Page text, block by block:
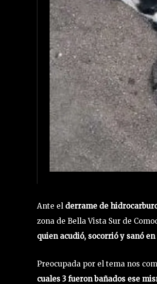
Ante el derrame de
zona de Bella Vista Sur de
quien acudió, socorrió y sanó
Preocupada por el tema nos
cuales 3 fueron bañados ese